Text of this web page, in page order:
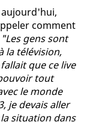
aujourd'hui,
comment
"Les gens sont
la télévision,
que ce live
tout
le monde
je devais aller
situation dans